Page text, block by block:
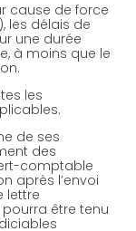
cause de force
les délais de
une durée
à moins que le
les
de ses
des
comptable
après l’envoi
lettre
être tenu